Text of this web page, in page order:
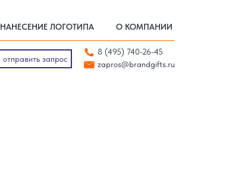
zapros@brandgifts.ru
отправить запрос 8 (495) 740-26-45
НАНЕСЕНИЕ ЛОГОТИПА О КОМПАНИИ
zapros@brandgifts.ru
отправить запрос